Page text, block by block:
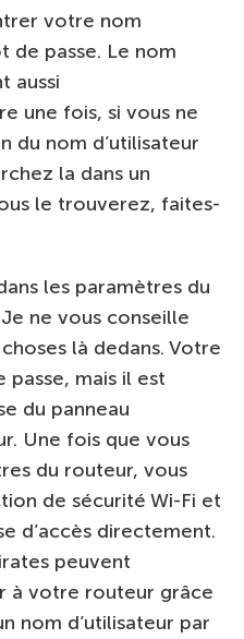
votre nom
de passe. Le nom
aussi
une fois, si vous ne
du nom d’utilisateur
la dans un
le trouverez, faites-
les paramètres du
ne vous conseille
là dedans. Votre
passe, mais il est
du panneau
Une fois que vous
du routeur, vous
de sécurité Wi-Fi et
d’accès directement.
peuvent
à votre routeur grâce
nom d’utilisateur par